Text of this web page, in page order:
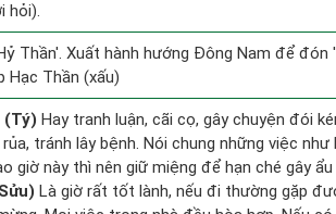
hỏi).
Thần'. Xuất hành hướng Đông Nam để đón
Hạc Thần (xấu)
(Tý) Hay tranh luận, cãi cọ, gây chuyện đói
tránh lây bệnh. Nói chung những việc
giờ này thì nên giữ miệng để hạn ché gây
Là giờ rất tốt lành, nếu đi thường gặp